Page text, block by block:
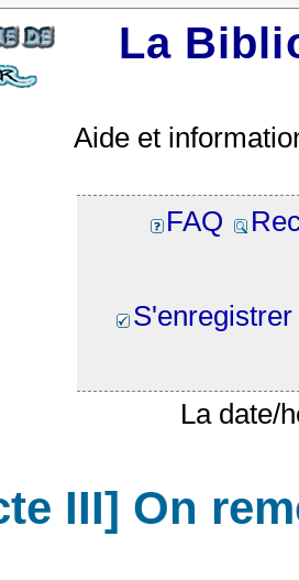
La
Aide et
FAQ
S'enregistrer
La date/
III] On